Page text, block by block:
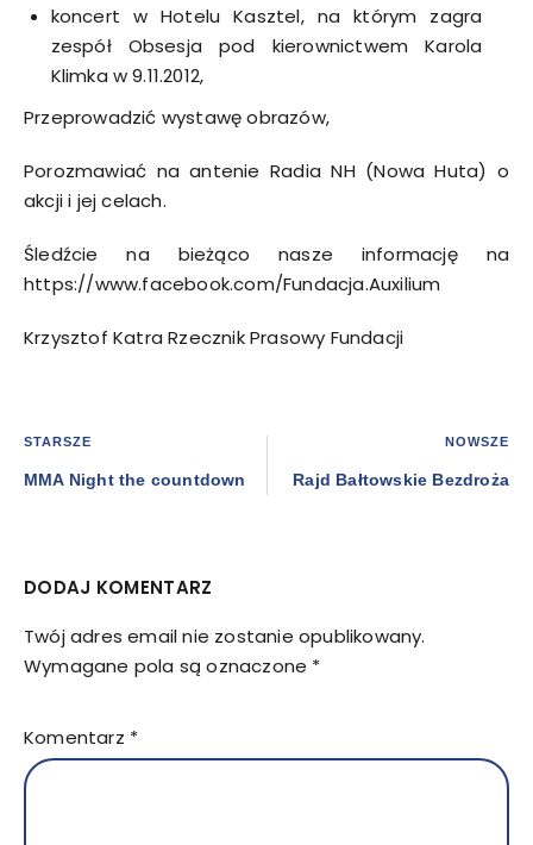
koncert w Hotelu Kasztel, na którym zagra
zespół Obsesja pod kierownictwem Karola
Klimka w 9.11.2012,
Przeprowadzić wystawę obrazów,
Porozmawiać na antenie Radia NH (Nowa Huta) o
akcji i jej celach.
Śledźcie na bieżąco nasze informację na
https://www.facebook.com/Fundacja.Auxilium
Krzysztof Katra Rzecznik Prasowy Fundacji
STARSZE
MMA Night the countdown
NOWSZE
Rajd Bałtowskie Bezdroża
DODAJ KOMENTARZ
Twój adres email nie zostanie opublikowany.
Wymagane pola są oznaczone *
Komentarz *